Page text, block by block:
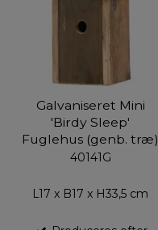
Galvaniseret Mini
'Birdy Sleep'
Fuglehus (genb. træ)
40141G
L17 x B17 x H33,5 cm